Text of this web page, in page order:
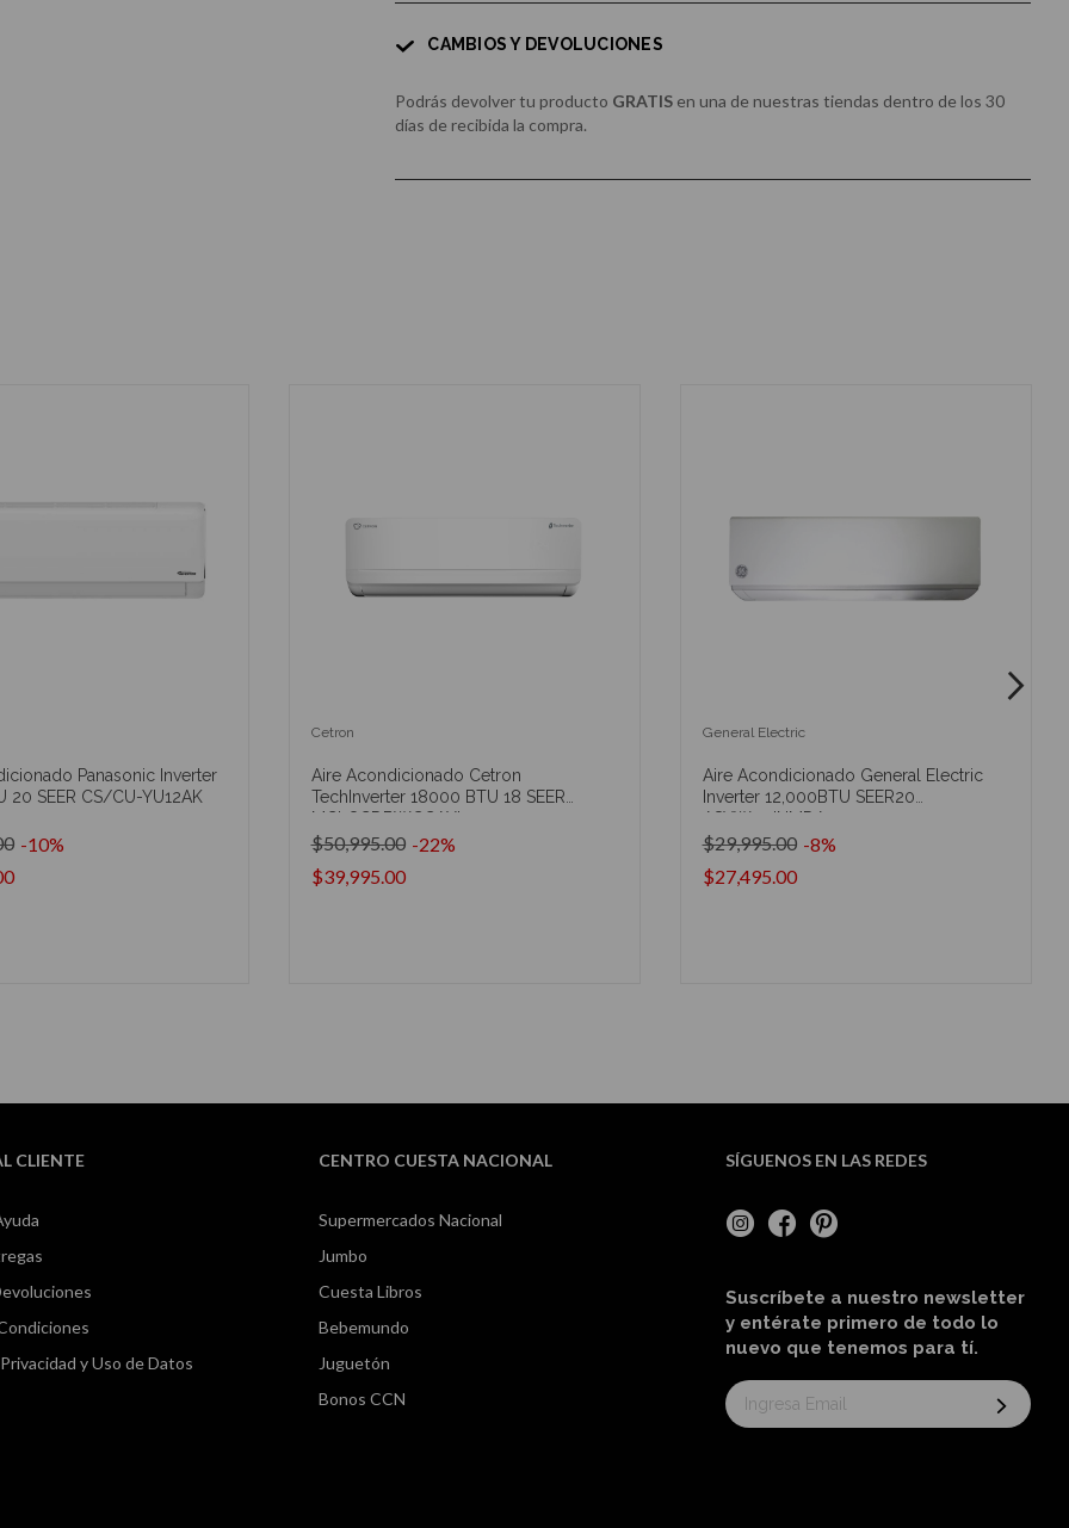
CAMBIOS Y DEVOLUCIONES
Podrás devolver tu producto GRATIS en una de nuestras tiendas dentro de los 30
días de recibida la compra.
Panasonic Inverter
20 SEER CS/CU-YU12AK
-10%
Cetron
Aire Acondicionado Cetron
TechInverter 18000 BTU 18 SEER
MCI18CDBWCCAXI9
$39,995.00
$50,995.00 -22%
General Electric
Aire Acondicionado General Electric
Inverter 12,000BTU SEER20
ASYW12JNMDA
$27,495.00
$29,995.00 -8%
CLIENTE
y Uso de Datos
CENTRO CUESTA NACIONAL
Supermercados Nacional
Jumbo
Cuesta Libros
Bebemundo
Juguetón
Bonos CCN
SÍGUENOS EN LAS REDES
Suscríbete a nuestro newsletter
y entérate primero de todo lo
nuevo que tenemos para tí.
Suscríbase
al